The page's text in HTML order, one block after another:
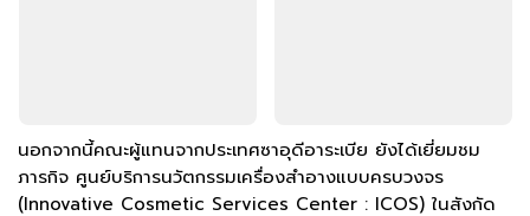
นอกจากนี้คณะผู้แทนจากประเทศซาอุดีอาระเบีย ยังได้เยี่ยมชม
ภารกิจ ศูนย์บริการนวัตกรรมเครื่องสำอางแบบครบวงจร
(Innovative Cosmetic Services Center : ICOS) ในสังกัด